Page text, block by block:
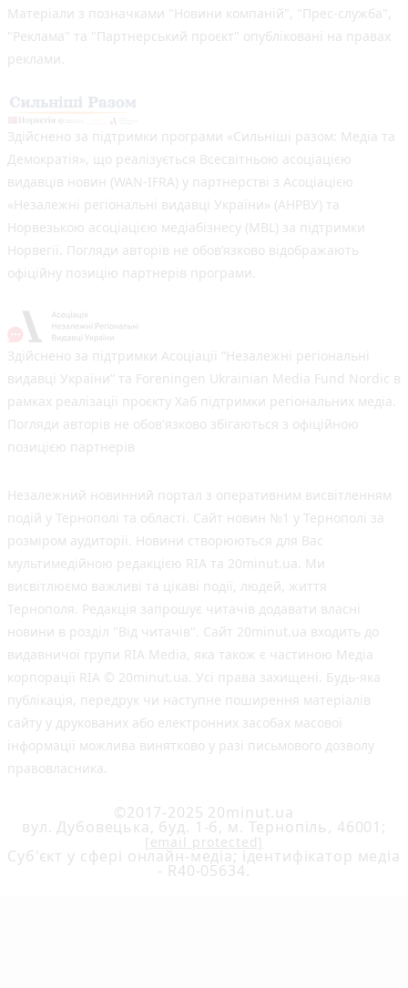
Матеріали з позначками "Новини компаній", "Прес-служба",
"Реклама" та "Партнерський проєкт" опубліковані на правах
реклами.
Здійснено за підтримки програми «Сильніші разом: Медіа та
Демократія», що реалізується Всесвітньою асоціацією
видавців новин (WAN-IFRA) у партнерстві з Асоціацією
«Незалежні регіональні видавці України» (АНРВУ) та
Норвезькою асоціацією медіабізнесу (MBL) за підтримки
Норвегії. Погляди авторів не обов’язково відображають
офіційну позицію партнерів програми.
Здійснено за підтримки Асоціації “Незалежні регіональні
видавці України” та Foreningen Ukrainian Media Fund Nordic в
рамках реалізації проєкту Хаб підтримки регіональних медіа.
Погляди авторів не обов'язково збігаються з офіційною
позицією партнерів
Незалежний новинний портал з оперативним висвітленням
подій у Тернополі та області. Сайт новин №1 у Тернополі за
розміром аудиторії. Новини створюються для Вас
мультимедійною редакцією RIA та 20minut.ua. Ми
висвітлюємо важливі та цікаві події, людей, життя
Тернополя. Редакція запрошує читачів додавати власні
новини в розділ "Від читачів". Сайт 20minut.ua входить до
видавничої групи RIA Media, яка також є частиною Медіа
корпорації RIA © 20minut.ua. Усі права захищені. Будь-яка
публiкацiя, передрук чи наступне поширення матеріалів
сайту у друкованих або електронних засобах масової
інформації можлива винятково у разі письмового дозволу
правовласника.
©2017-2025 20minut.ua
вул. Дубовецька, буд. 1-б, м. Тернопіль, 46001;
[email protected]
Cуб'єкт у сфері онлайн-медіа; ідентифікатор медіа
- R40-05634.